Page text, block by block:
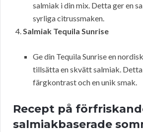
salmiak i din mix. Detta ger en
syrliga citrussmaken.
Salmiak Tequila Sunrise
Ge din Tequila Sunrise en
tillsätta en skvätt salmiak.
färgkontrast och en unik smak.
Recept på
salmiakbaserade